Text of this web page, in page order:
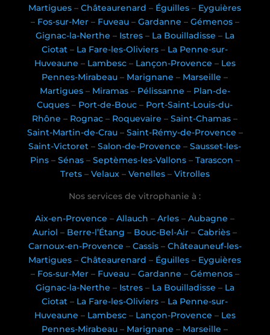
Martigues –Châteaurenard – Éguilles – Eyguières
– Fos-sur-Mer– Fuveau– Gardanne – Gémenos–
Gignac-la-Nerthe – Istres– La Bouilladisse – La
Ciotat – La Fare-les-Oliviers – La Penne-sur-
Huveaune – Lambesc– Lançon-Provence – Les
Pennes-Mirabeau – Marignane – Marseille –
Martigues– Miramas– Pélissanne – Plan-de-
Cuques – Port-de-Bouc – Port-Saint-Louis-du-
Rhône – Rognac – Roquevaire –Saint-Chamas –
Saint-Martin-de-Crau– Saint-Rémy-de-Provence –
Saint-Victoret –Salon-de-Provence –Sausset-les-
Pins– Sénas– Septèmes-les-Vallons– Tarascon –
Trets– Velaux– Venelles– Vitrolles
Nos services de vitrophanie à :
Aix-en-Provence –Allauch –Arles –Aubagne –
Auriol – Berre-l’Étang – Bouc-Bel-Air –Cabriès –
Carnoux-en-Provence – Cassis– Châteauneuf-les-
Martigues –Châteaurenard – Éguilles – Eyguières
– Fos-sur-Mer– Fuveau– Gardanne – Gémenos–
Gignac-la-Nerthe – Istres– La Bouilladisse – La
Ciotat – La Fare-les-Oliviers – La Penne-sur-
Huveaune – Lambesc– Lançon-Provence – Les
Pennes-Mirabeau – Marignane – Marseille –